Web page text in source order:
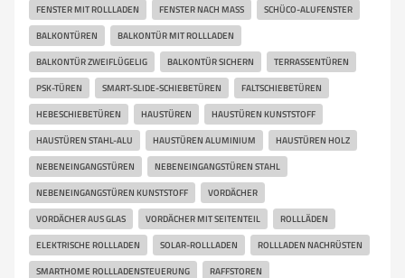
FENSTER MIT ROLLLADEN FENSTER NACH MASS SCHÜCO-ALUFENSTER
BALKONTÜREN BALKONTÜR MIT ROLLLADEN
BALKONTÜR ZWEIFLÜGELIG BALKONTÜR SICHERN TERRASSENTÜREN
PSK-TÜREN SMART-SLIDE-SCHIEBETÜREN FALTSCHIEBETÜREN
HEBESCHIEBETÜREN HAUSTÜREN HAUSTÜREN KUNSTSTOFF
HAUSTÜREN STAHL-ALU HAUSTÜREN ALUMINIUM HAUSTÜREN HOLZ
NEBENEINGANGSTÜREN NEBENEINGANGSTÜREN STAHL
NEBENEINGANGSTÜREN KUNSTSTOFF VORDÄCHER
VORDÄCHER AUS GLAS VORDÄCHER MIT SEITENTEIL ROLLLÄDEN
ELEKTRISCHE ROLLLADEN SOLAR-ROLLLADEN ROLLLADEN NACHRÜSTEN
SMARTHOME ROLLLADENSTEUERUNG RAFFSTOREN